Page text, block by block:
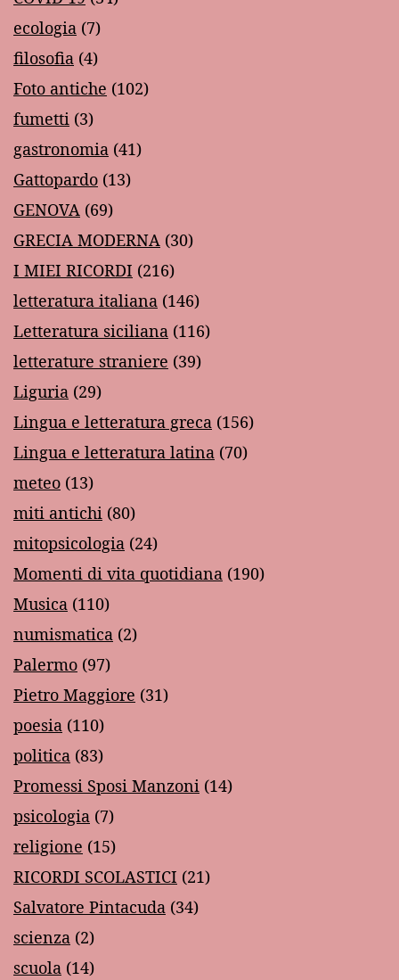
ecologia (7)
filosofia (4)
Foto antiche (102)
fumetti (3)
gastronomia (41)
Gattopardo (13)
GENOVA (69)
GRECIA MODERNA (30)
I MIEI RICORDI (216)
letteratura italiana (146)
Letteratura siciliana (116)
letterature straniere (39)
Liguria (29)
Lingua e letteratura greca (156)
Lingua e letteratura latina (70)
meteo (13)
miti antichi (80)
mitopsicologia (24)
Momenti di vita quotidiana (190)
Musica (110)
numismatica (2)
Palermo (97)
Pietro Maggiore (31)
poesia (110)
politica (83)
Promessi Sposi Manzoni (14)
psicologia (7)
religione (15)
RICORDI SCOLASTICI (21)
Salvatore Pintacuda (34)
scienza (2)
scuola (14)